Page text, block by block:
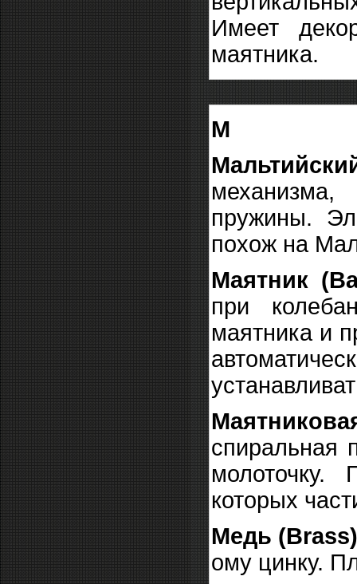
Имеет
маятника.
М
пружины.
похож на
Маятник
при
маятника и
спиральная
молоточку.
которых
Медь (Brass)
ому цинку.